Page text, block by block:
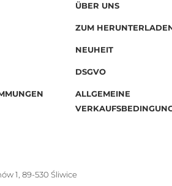
ÜBER UNS
ZUM
NEUHEIT
DSGVO
ALLGEMEINE
1, 89-530 Śliwice